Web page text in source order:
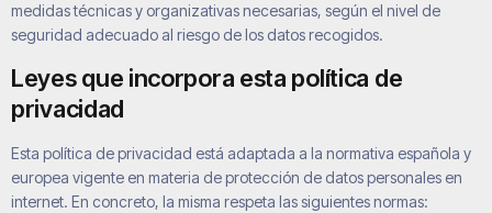
medidas técnicas y organizativas necesarias, según el nivel de
seguridad adecuado al riesgo de los datos recogidos.
Leyes que incorpora esta política de
privacidad
Esta política de privacidad está adaptada a la normativa española y
europea vigente en materia de protección de datos personales en
internet. En concreto, la misma respeta las siguientes normas: